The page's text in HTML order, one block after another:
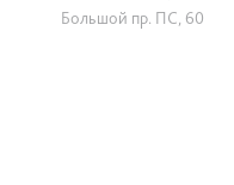
Большой пр. ПС, 60